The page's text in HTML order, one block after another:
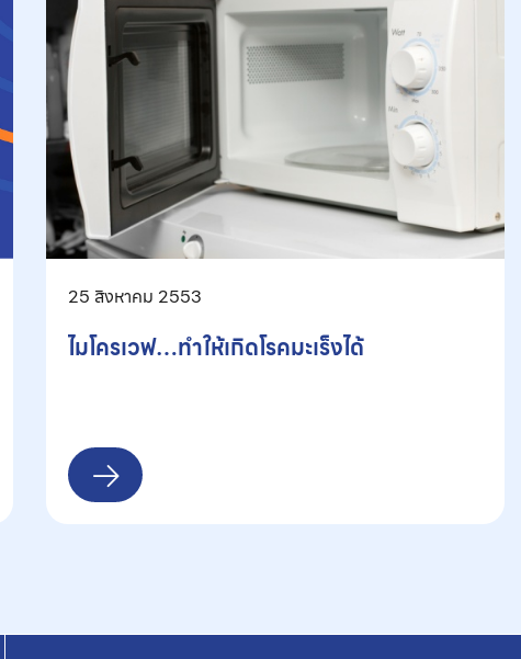
25 สิงหาคม 2553
ไมโครเวฟ…ทำให้เกิดโรคมะเร็งได้